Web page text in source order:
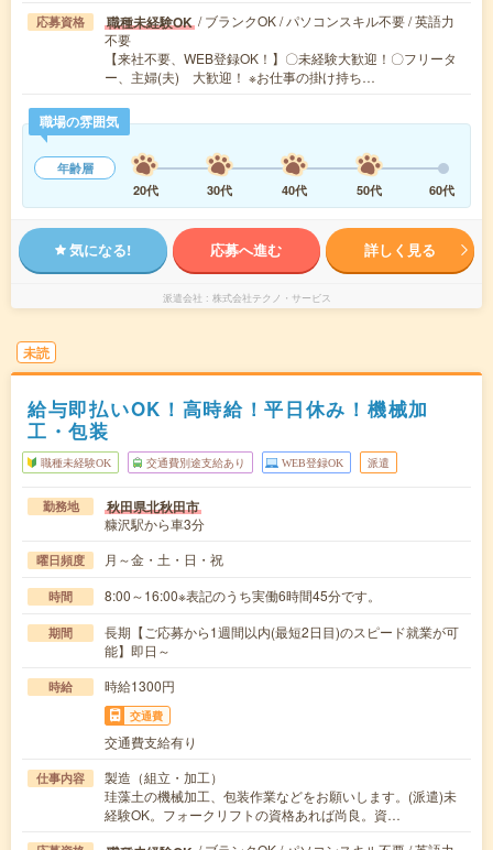
応募資格 職種未経験OK / ブランクOK / パソコンスキル不要 / 英語力
不要
【来社不要、WEB登録OK！】〇未経験大歓迎！〇フリータ
ー、主婦(夫) 大歓迎！ ※お仕事の掛け持ち…
職場の雰囲気
年齢層
20代
30代 40代 50代 60代
気になる! 応募へ進む 詳しく見る
派遣会社 株式会社テクノ・サービス
未読
給与即払いOK！高時給！平日休み！機械加
工・包装
職種未経験OK 交通費別途支給あり WEB登録OK 派遣
勤務地 秋田県北秋田市
糠沢駅から車3分
曜日頻度 月～金・土・日・祝
時間 8:00～16:00※表記のうち実働6時間45分です。
期間
長期【ご応募から1週間以内(最短2日目)のスピード就業が可
能】即日～
時給 時給1300円
交通費
交通費支給有り
仕事内容
製造（組立・加工）
珪藻土の機械加工、包装作業などをお願いします。(派遣)未
経験OK。フォークリフトの資格あれば尚良。資…